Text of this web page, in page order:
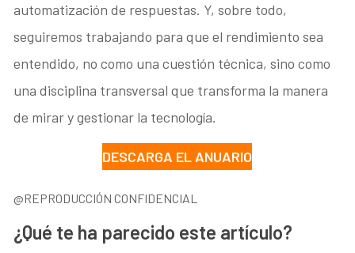
automatización de respuestas. Y, sobre todo,
seguiremos trabajando para que el rendimiento sea
entendido, no como una cuestión técnica, sino como
una disciplina transversal que transforma la manera
de mirar y gestionar la tecnología.
DESCARGA EL ANUARIO
@REPRODUCCIÓN CONFIDENCIAL
¿Qué te ha parecido este artículo?